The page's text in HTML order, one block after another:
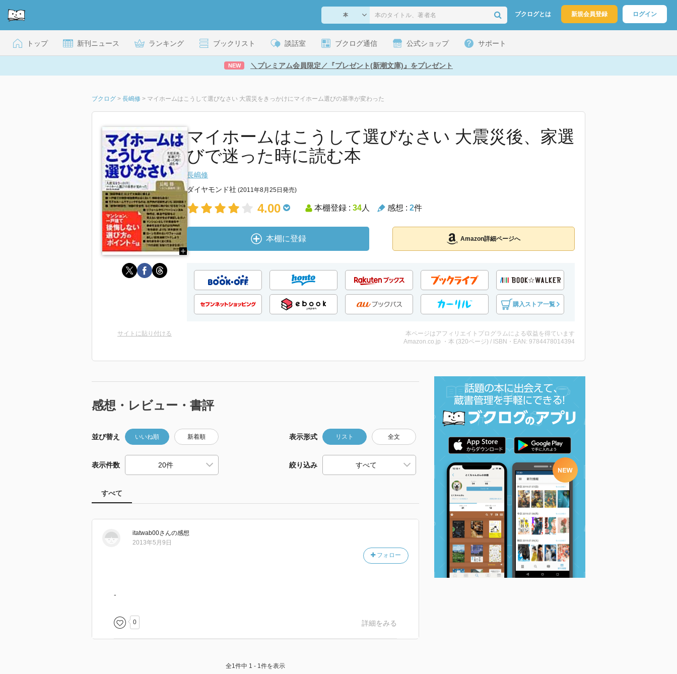
ブクログとは 新規会員登録 ログイン
トップ 新刊ニュース ランキング ブックリスト 談話室 ブクログ通信 公式ショップ サポート
NEW ＼プレミアム会員限定／『プレゼント(新潮文庫)』をプレゼント
ブクログ > 長嶋修 > マイホームはこうして選びなさい 大震災をきっかけにマイホーム選びの基準が変わった
マイホームはこうして選びなさい 大震災後、家選
びで迷った時に読む本
長嶋修
ダイヤモンド社 (2011年8月25日発売)
4.00 本棚登録 : 34人 感想 : 2件
本棚に登録 Amazon詳細ページへ
購入ストア一覧
サイトに貼り付ける
本ページはアフィリエイトプログラムによる収益を得ています
Amazon.co.jp ・本 (320ページ) / ISBN・EAN: 9784478014394
感想・レビュー・書評
並び替え いいね順 新着順 表示形式 リスト 全文
表示件数 絞り込み
すべて
itatwab00さんの感想
フォロー
2013年5月9日
-
0 詳細をみる
全1件中 1 - 1件を表示